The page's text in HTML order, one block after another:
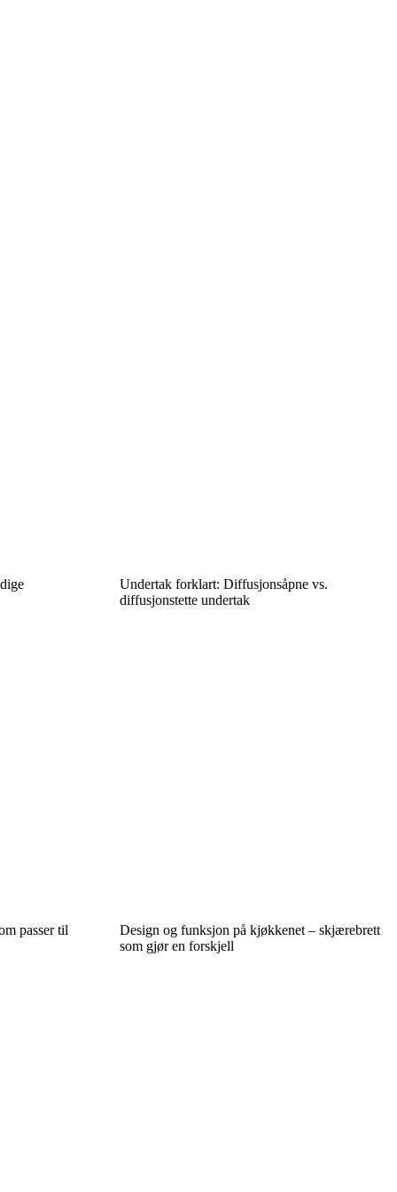
Undertak forklart: Diffusjonsåpne vs.
diffusjonstette undertak
passer til
Design og funksjon på kjøkkenet – skjærebrett
som gjør en forskjell